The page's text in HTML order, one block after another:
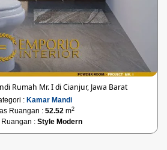
Rumah Mr. I di Cianjur, Jawa Barat
: Kamar Mandi
Ruangan : 52.52m2
Ruangan : Style Modern